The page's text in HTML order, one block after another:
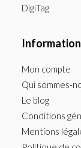
DigiTag
Mon compte
Qui sommes-
Le blog
Conditions
Mentions